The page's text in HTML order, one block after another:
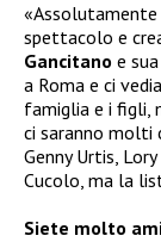
spettacolo e
Gancitano e
a Roma e ci
famiglia e i figli,
ci saranno molti
Genny Urtis,
Cucolo, ma la
Siete molto